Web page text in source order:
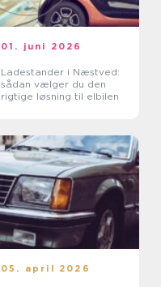
01. juni 2026
Ladestander i Næstved:
sådan vælger du den
rigtige løsning til elbilen
05. april 2026